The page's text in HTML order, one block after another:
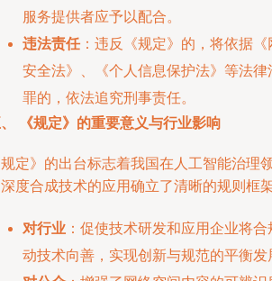
服务提供者应予以配合。
违法责任：违反《规定》的，将依据
安全法》、《个人信息保护法》等法
罪的，依法追究刑事责任。
《规定》的重要意义与行业影响
定》的出台标志着我国在人工智能治理
度合成技术的应用确立了清晰的规则框架
对行业 ：促使技术研发和应用企业将
动技术向善，实现创新与规范的平衡发